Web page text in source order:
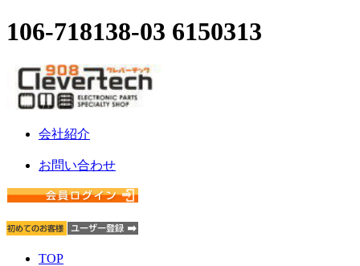
106-718138-03 6150313
会社紹介
お問い合わせ
TOP